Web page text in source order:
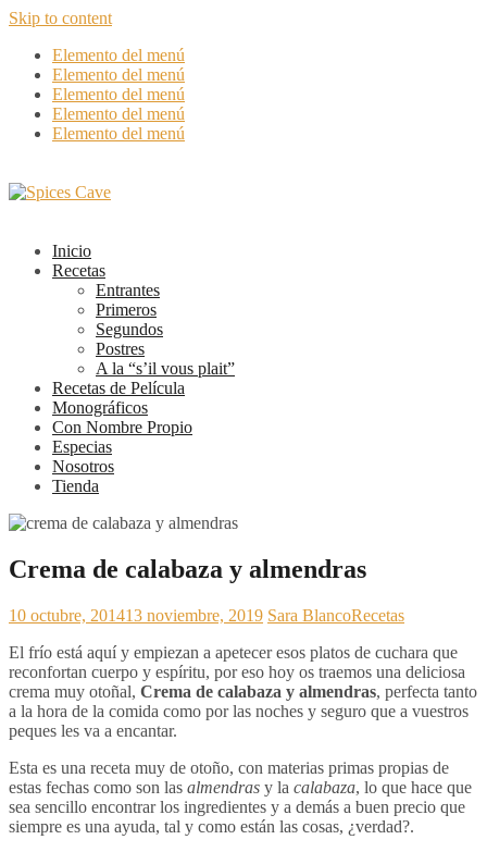
Skip to content
Elemento del menú
Elemento del menú
Elemento del menú
Elemento del menú
Elemento del menú
Inicio
Recetas
Entrantes
Primeros
Segundos
Postres
A la “s’il vous plait”
Recetas de Película
Monográficos
Con Nombre Propio
Especias
Nosotros
Tienda
Crema de calabaza y almendras
10 octubre, 201413 noviembre, 2019 Sara BlancoRecetas
El frío está aquí y empiezan a apetecer esos platos de cuchara que
reconfortan cuerpo y espíritu, por eso hoy os traemos una deliciosa
crema muy otoñal, Crema de calabaza y almendras, perfecta tanto
a la hora de la comida como por las noches y seguro que a vuestros
peques les va a encantar.
Esta es una receta muy de otoño, con materias primas propias de
estas fechas como son las almendras y la calabaza, lo que hace que
sea sencillo encontrar los ingredientes y a demás a buen precio que
siempre es una ayuda, tal y como están las cosas, ¿verdad?.